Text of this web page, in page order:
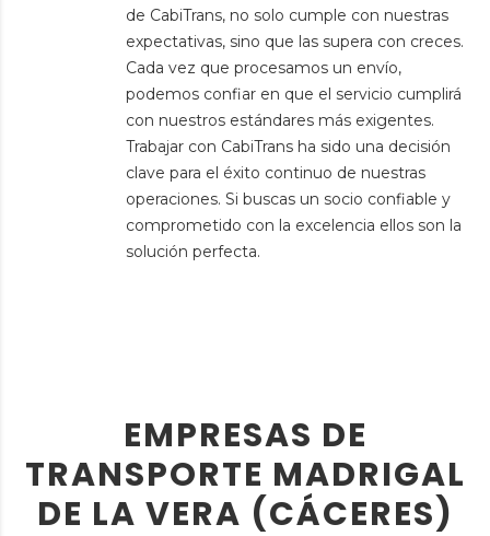
de CabiTrans, no solo cumple con nuestras
expectativas, sino que las supera con creces.
Cada vez que procesamos un envío,
podemos confiar en que el servicio cumplirá
con nuestros estándares más exigentes.
Trabajar con CabiTrans ha sido una decisión
clave para el éxito continuo de nuestras
operaciones. Si buscas un socio confiable y
comprometido con la excelencia ellos son la
solución perfecta.
EMPRESAS DE
TRANSPORTE MADRIGAL
DE LA VERA (CÁCERES)